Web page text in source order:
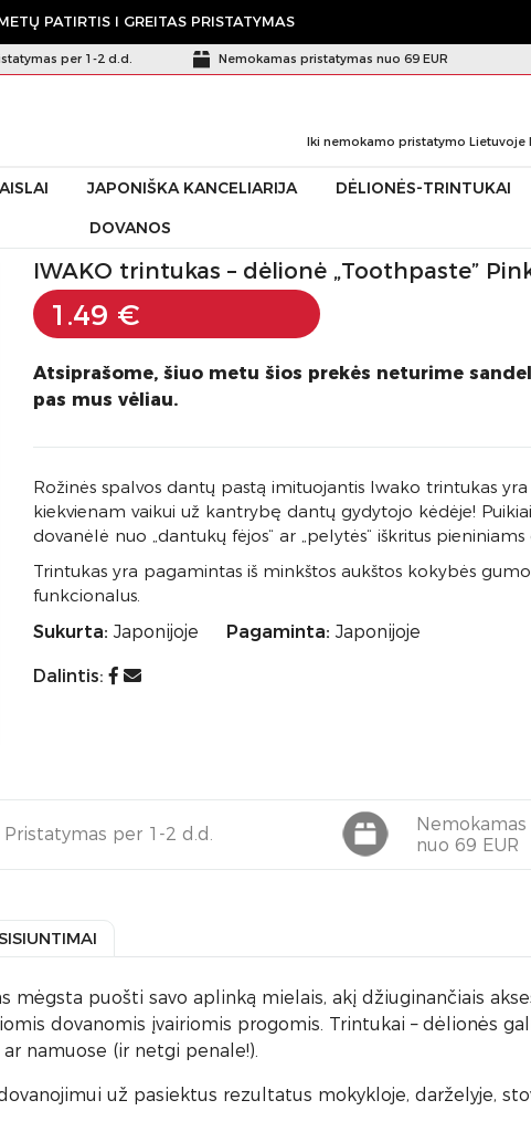
PATIRTIS I GREITAS PRISTATYMAS
per 1-2 d.d. Nemokamas pristatymas nuo 69 EUR
Iki nemokamo pristatymo Lietuvoje
JAPONIŠKA KANCELIARIJA DĖLIONĖS-TRINTUKAI
DOVANOS
IWAKO trintukas – dėlionė „Toothpaste”
1.49 €
Atsiprašome, šiuo metu šios prekės neturime
pas mus vėliau.
Rožinės spalvos dantų pastą imituojantis Iwako trintukas
kiekvienam vaikui už kantrybę dantų gydytojo kėdėje!
dovanėlė nuo „dantukų fėjos“ ar „pelytės“ iškritus
Trintukas yra pagamintas iš minkštos aukštos kokybės
funkcionalus.
Sukurta: Japonijoje Pagaminta: Japonijoje
Dalintis:
Pristatymas per 1-2 d.d.
nuo 69 EUR
puošti savo aplinką mielais, akį džiuginančiais
dovanomis įvairiomis progomis. Trintukai – dėlionės
namuose (ir netgi penale!).
už pasiektus rezultatus mokykloje, darželyje,